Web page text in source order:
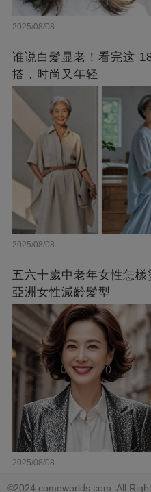
2025/08/08
谁说白髮显老！看完这
搭，时尚又年轻
2025/08/08
五六十歲中老年女性怎
亞洲女性減齡髮型
2025/08/08
©2024 comeworlds.com. All